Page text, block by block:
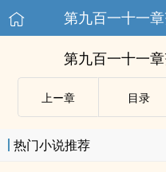
第九百一十一
第九百一十一
上ー章 目录
热门小说推荐